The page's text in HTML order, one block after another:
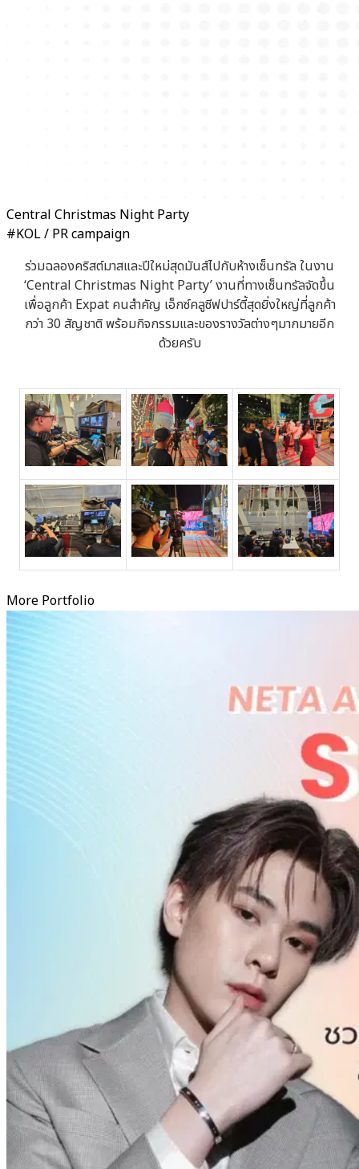
Central Christmas Night Party
#KOL / PR campaign
ร่วมฉลองคริสต์มาสและปีใหม่สุดมันส์ไปกับห้างเซ็นทรัล ในงาน
‘Central Christmas Night Party’ งานที่ทางเซ็นทรัลจัดขึ้น
เพื่อลูกค้า Expat คนสำคัญ เอ็กซ์คลูซีฟปาร์ตี้สุดยิ่งใหญ่ที่ลูกค้า
กว่า 30 สัญชาติ พร้อมกิจกรรมและของรางวัลต่างๆมากมายอีก
ด้วยครับ
More Portfolio